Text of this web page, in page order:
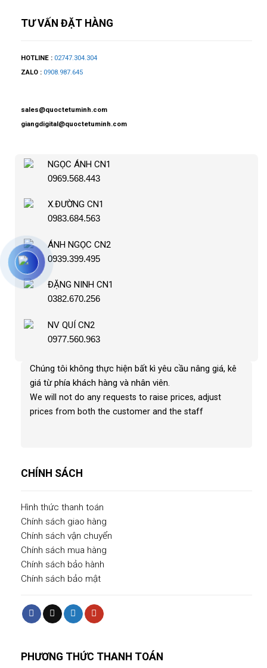
TƯ VẤN ĐẶT HÀNG
HOTLINE : 02747.304.304
ZALO : 0908.987.645
sales@quoctetuminh.com
giangdigital@quoctetuminh.com
NGỌC ÁNH CN1
0969.568.443
X.ĐƯỜNG CN1
0983.684.563
ÁNH NGỌC CN2
0939.399.495
ĐẶNG NINH CN1
0382.670.256
NV QUÍ CN2
0977.560.963
Chúng tôi không thực hiện bất kì yêu cầu nâng giá, kê
giá từ phía khách hàng và nhân viên
We will not do any requests to raise prices, adjust
prices from both the customer and the staff
CHÍNH SÁCH
Hình thức thanh toán
Chính sách giao hàng
Chính sách vận chuyển
Chính sách mua hàng
Chính sách bảo hành
Chính sách bảo mật
PHƯƠNG THỨC THANH TOÁN